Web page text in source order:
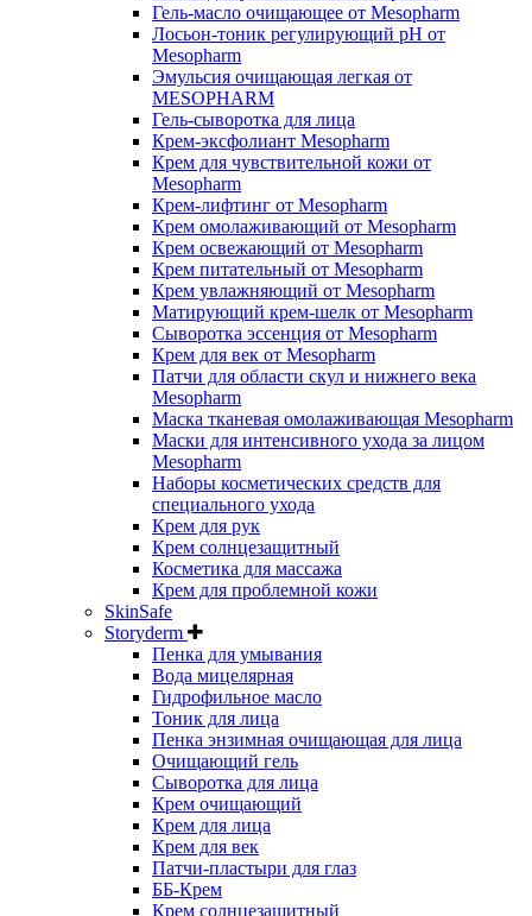
Гель-масло очищающее от Mesopharm
Лосьон-тоник регулирующий рН от
Mesopharm
Эмульсия очищающая легкая от
MESOPHARM
Гель-сыворотка для лица
Крем-эксфолиант Mesopharm
Крем для чувствительной кожи от
Mesopharm
Крем-лифтинг от Mesopharm
Крем омолаживающий от Mesopharm
Крем освежающий от Mesopharm
Крем питательный от Mesopharm
Крем увлажняющий от Mesopharm
Матирующий крем-шелк от Mesopharm
Сыворотка эссенция от Mesopharm
Крем для век от Mesopharm
Патчи для области скул и нижнего века
Mesopharm
Маска тканевая омолаживающая Mesopharm
Маски для интенсивного ухода за лицом
Mesopharm
Наборы косметических средств для
специального ухода
Крем для рук
Крем солнцезащитный
Косметика для массажа
Крем для проблемной кожи
SkinSafe
Storyderm
Пенка для умывания
Вода мицелярная
Гидрофильное масло
Тоник для лица
Пенка энзимная очищающая для лица
Очищающий гель
Сыворотка для лица
Крем очищающий
Крем для лица
Крем для век
Патчи-пластыри для глаз
ББ-Крем
Крем солнцезащитный